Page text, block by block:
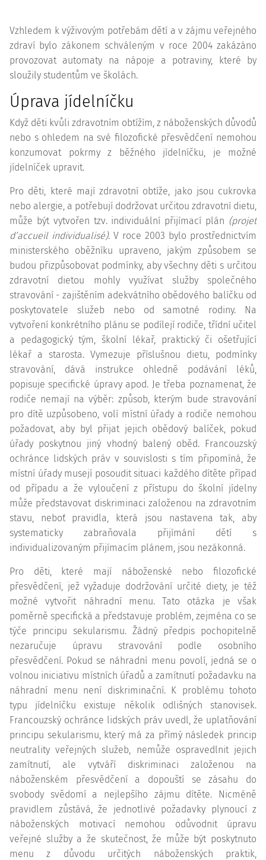
Vzhledem k výživovým potřebám dětí a v zájmu veřejného
zdraví bylo zákonem schváleným v roce 2004 zakázáno
provozovat automaty na nápoje a potraviny, které by
sloužily studentům ve školách.
Úprava jídelníčku
Když děti kvůli zdravotním obtížím, z náboženských důvodů
nebo s ohledem na své filozofické přesvědčení nemohou
konzumovat pokrmy z běžného jídelníčku, je možné
jídelníček upravit.
Pro děti, které mají zdravotní obtíže, jako jsou cukrovka
nebo alergie, a potřebují dodržovat určitou zdravotní dietu,
může být vytvořen tzv. individuální přijímací plán (projet
d’accueil individualisé). V roce 2003 bylo prostřednictvím
ministerského oběžníku upraveno, jakým způsobem se
budou přizpůsobovat podmínky, aby všechny děti s určitou
zdravotní dietou mohly využívat služby společného
stravování - zajištěním adekvátního obědového balíčku od
poskytovatele služeb nebo od samotné rodiny. Na
vytvoření konkrétního plánu se podílejí rodiče, třídní učitel
a pedagogický tým, školní lékař, praktický či ošetřující
lékař a starosta. Vymezuje příslušnou dietu, podmínky
stravování, dává instrukce ohledně podávání léků,
popisuje specifické úpravy apod. Je třeba poznamenat, že
rodiče nemají na výběr: způsob, kterým bude stravování
pro dítě uzpůsobeno, volí místní úřady a rodiče nemohou
požadovat, aby byl přijat jejich obědový balíček, pokud
úřady poskytnou jiný vhodný balený oběd. Francouzský
ochránce lidských práv v souvislosti s tím připomíná, že
místní úřady musejí posoudit situaci každého dítěte případ
od případu a že vyloučení z přístupu do školní jídelny
může představovat diskriminaci založenou na zdravotním
stavu, neboť pravidla, která jsou nastavena tak, aby
systematicky zabraňovala přijímání dětí s
individualizovaným přijímacím plánem, jsou nezákonná.
Pro děti, které mají náboženské nebo filozofické
přesvědčení, jež vyžaduje dodržování určité diety, je též
možné vytvořit náhradní menu. Tato otázka je však
poměrně specifická a představuje problém, zejména co se
týče principu sekularismu. Žádný předpis pochopitelně
nezaručuje úpravu stravování podle osobního
přesvědčení. Pokud se náhradní menu povolí, jedná se o
volnou iniciativu místních úřadů a zamítnutí požadavku na
náhradní menu není diskriminační. K problému tohoto
typu jídelníčku existuje několik odlišných stanovisek.
Francouzský ochránce lidských práv uvedl, že uplatňování
principu sekularismu, který má za přímý následek princip
neutrality veřejných služeb, nemůže ospravedlnit jejich
zamítnutí, ale vytváří diskriminaci založenou na
náboženském přesvědčení a dopouští se zásahu do
svobody svědomí a nejlepšího zájmu dítěte. Nicméně
pravidlem zůstává, že jednotlivé požadavky plynoucí z
náboženských motivací nemohou odůvodnit úpravu
veřejné služby a že skutečnost, že může být poskytnuto
menu z důvodu určitých náboženských praktik,